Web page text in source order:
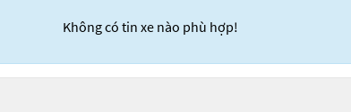
Không có tin xe nào phù hợp!